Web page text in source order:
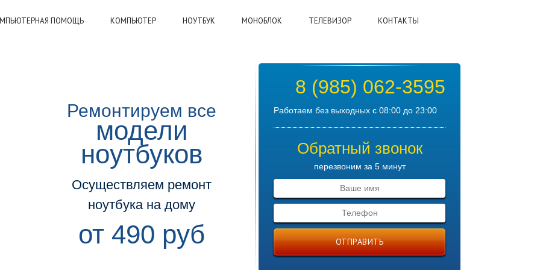
ПОМОЩЬ КОМПЬЮТЕР НОУТБУК МОНОБЛОК ТЕЛЕВИЗОР КОНТАКТЫ
8 (985) 062-3595
Работаем без выходных с 08:00 до 23:00
Обратный звонок
перезвоним за 5 минут
ОТПРАВИТЬ
Ремонтируем все
модели
ноутбуков
Осуществляем ремонт
ноутбука на дому
от 490 руб